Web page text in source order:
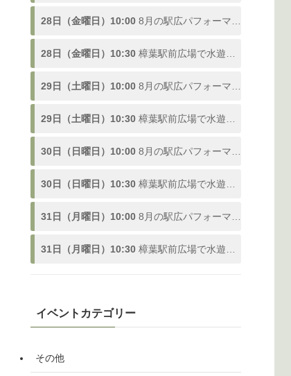
28日（金曜日）10:00 8月の駅広パフォーマンス
28日（金曜日）10:30 樟葉駅前広場で水遊び！「ドンピシャ！ふんすい広場」熱い夏を楽しむ噴水スポットが登場、参加型の水合戦も開催！8/1〜9/3
29日（土曜日）10:00 8月の駅広パフォーマンス
29日（土曜日）10:30 樟葉駅前広場で水遊び！「ドンピシャ！ふんすい広場」熱い夏を楽しむ噴水スポットが登場、参加型の水合戦も開催！8/1〜9/3
30日（日曜日）10:00 8月の駅広パフォーマンス
30日（日曜日）10:30 樟葉駅前広場で水遊び！「ドンピシャ！ふんすい広場」熱い夏を楽しむ噴水スポットが登場、参加型の水合戦も開催！8/1〜9/3
31日（月曜日）10:00 8月の駅広パフォーマンス
31日（月曜日）10:30 樟葉駅前広場で水遊び！「ドンピシャ！ふんすい広場」熱い夏を楽しむ噴水スポットが登場、参加型の水合戦も開催！8/1〜9/3
イベントカテゴリー
その他